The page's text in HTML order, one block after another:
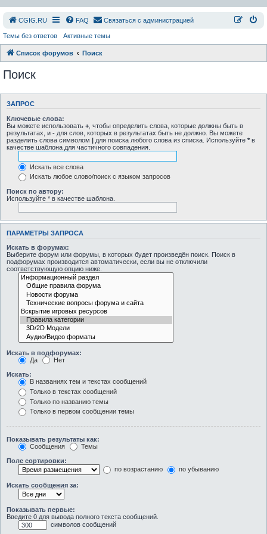
СGIG.RU FAQ Связаться с администрацией
Темы без ответов Активные темы
Список форумов Поиск
Поиск
ЗАПРОС
Ключевые слова:
Вы можете использовать + , чтобы определить слова, которые должны быть в
результатах, и - для слов, которых в результатах быть не должно. Вы можете
разделить слова символом | для поиска любого слова из списка. Используйте * в
качестве шаблона для частичного совпадения.
Искать все слова
Искать любое слово/поиск с языком запросов
Поиск по автору:
Используйте * в качестве шаблона.
ПАРАМЕТРЫ ЗАПРОСА
Искать в форумах:
Выберите форум или форумы, в которых будет произведён поиск. Поиск в
подфорумах производится автоматически, если вы не отключили
соответствующую опцию ниже.
Искать в подфорумах:
Да
Нет
Искать:
В названиях тем и текстах сообщений
Только в текстах сообщений
Только по названию темы
Только в первом сообщении темы
Показывать результаты как:
Сообщения
Темы
Поле сортировки:
по возрастанию
по убыванию
Искать сообщения за:
Показывать первые:
Введите 0 для вывода полного текста сообщений.
символов сообщений